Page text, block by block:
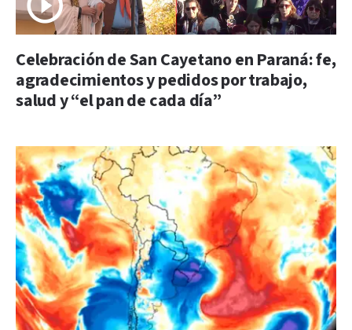
Celebración de San Cayetano en Paraná: fe,
agradecimientos y pedidos por trabajo,
salud y “el pan de cada día”